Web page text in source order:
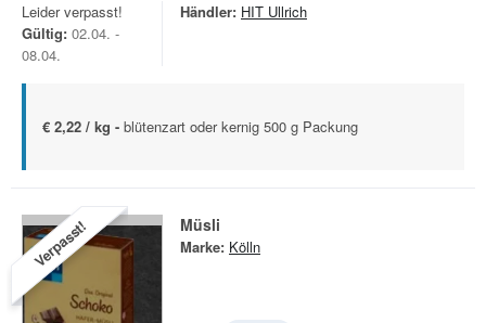
Leider verpasst!
Gültig: 02.04. -
08.04.
Händler: HIT Ullrich
€ 2,22 / kg - blütenzart oder kernig 500 g Packung
Verpasst! Müsli
Marke: Kölln